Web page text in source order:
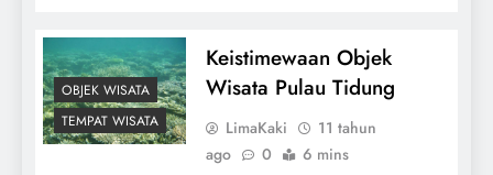
OBJEK WISATA
TEMPAT WISATA
Keistimewaan Objek
Wisata Pulau Tidung
LimaKaki
11 tahun
ago
0 6 mins